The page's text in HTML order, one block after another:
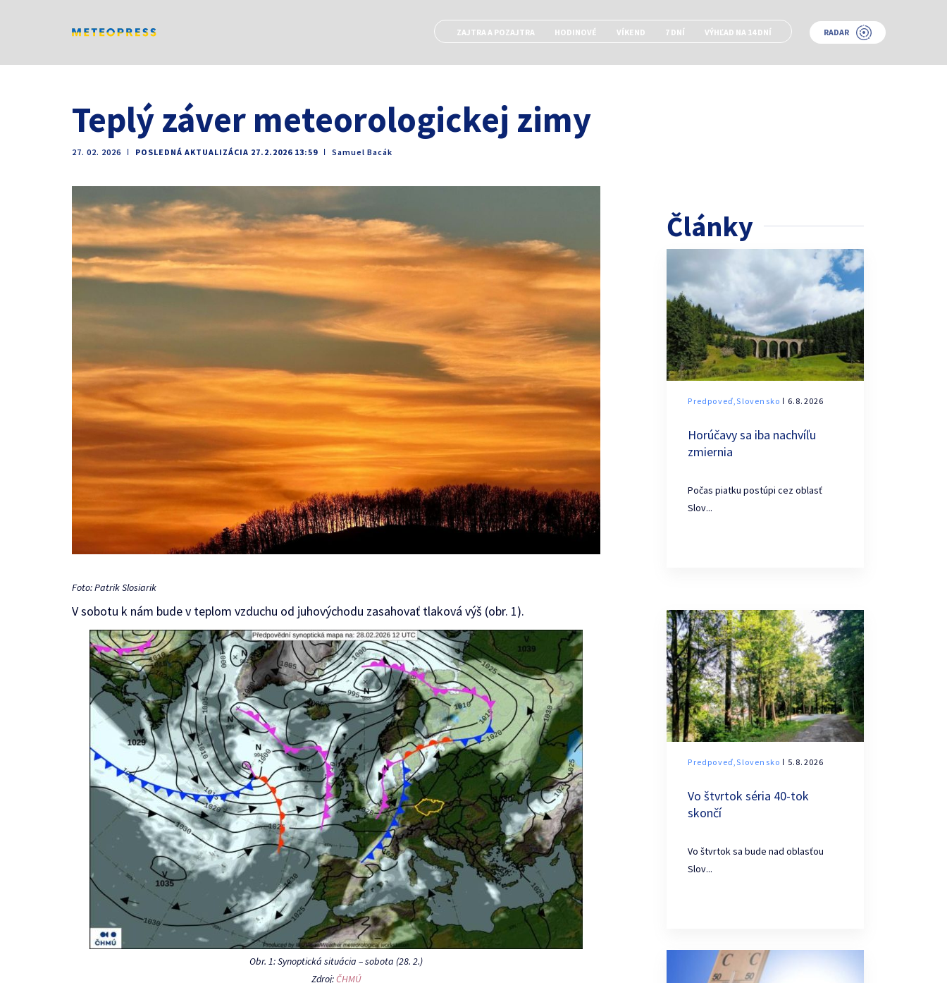
ZAJTRA A POZAJTRA HODINOVÉ VÍKEND 7 DNÍ VÝHĽAD NA 14 DNÍ RADAR
Teplý záver meteorologickej zimy
27. 02. 2026 ǀ POSLEDNÁ AKTUALIZÁCIA 27.2.2026 13:59 ǀ Samuel Bacák
Foto: Patrik Slosiarik
V sobotu k nám bude v teplom vzduchu od juhovýchodu zasahovať tlaková výš (obr. 1).
Obr. 1: Synoptická situácia – sobota (28. 2.)
Zdroj:ČHMÚ
Články
Predpoveď,Slovensko ǀ 6.8.2026
Horúčavy sa iba nachvíľu
zmiernia
Počas piatku postúpi cez oblasť
Slov...
Predpoveď,Slovensko ǀ 5.8.2026
Vo štvrtok séria 40-tok
skončí
Vo štvrtok sa bude nad oblasťou
Slov...